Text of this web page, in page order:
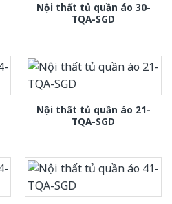
Nội thất tủ quần áo 30-
TQA-SGD
Nội thất tủ quần áo 21-
TQA-SGD